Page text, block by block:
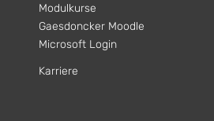
Modulkurse
Gaesdoncker Moodle
Microsoft Login
Karriere